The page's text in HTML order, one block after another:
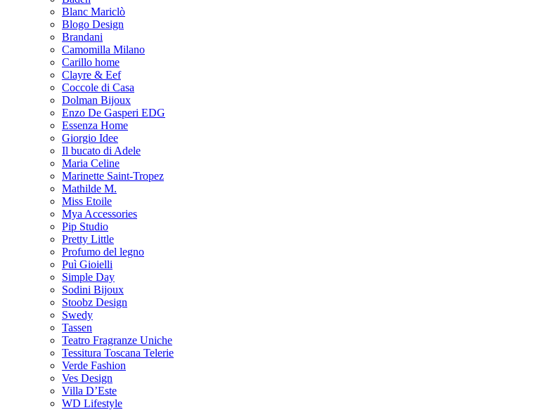
Blanc Mariclò
Blogo Design
Brandani
Camomilla Milano
Carillo home
Clayre & Eef
Coccole di Casa
Dolman Bijoux
Enzo De Gasperi EDG
Essenza Home
Giorgio Idee
Il bucato di Adele
Maria Celine
Marinette Saint-Tropez
Mathilde M.
Miss Etoile
Mya Accessories
Pip Studio
Pretty Little
Profumo del legno
Puì Gioielli
Simple Day
Sodini Bijoux
Stoobz Design
Swedy
Tassen
Teatro Fragranze Uniche
Tessitura Toscana Telerie
Verde Fashion
Ves Design
Villa D’Este
WD Lifestyle